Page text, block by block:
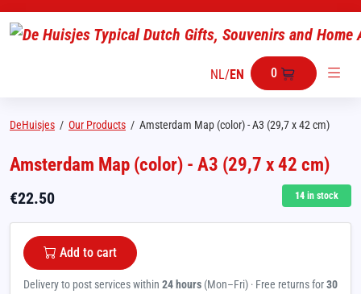
NL/EN 0
DeHuisjes / Our Products / Amsterdam Map (color) - A3 (29,7 x 42 cm)
Amsterdam Map (color) - A3 (29,7 x 42 cm)
€22.50 14 in stock
Add to cart
Delivery to post services within 24 hours (Mon–Fri) · Free returns for30